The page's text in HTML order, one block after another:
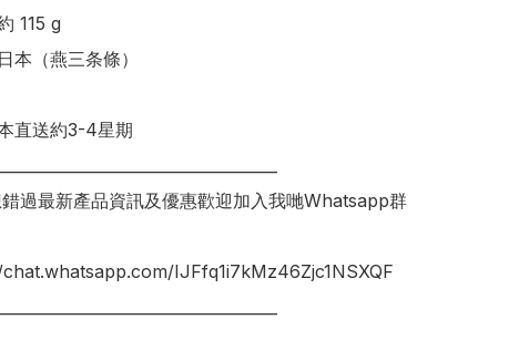
115 g
本（燕三条條）
送約3-4星期
過最新產品資訊及優惠歡迎加入我哋Whatsapp群
IJFfq1i7kMz46Zjc1NSXQF